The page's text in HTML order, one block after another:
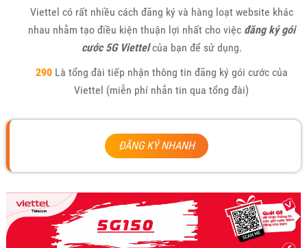
Viettel có rất nhiều cách đăng ký và hàng loạt website khác
nhau nhằm tạo điều kiện thuận lợi nhất cho việc đăng ký gói
cước 5G Viettelcủa bạn để sử dụng.
290Là tổng đài tiếp nhận thông tin đăng ký gói cước của
Viettel (miễn phí nhắn tin qua tổng đài)
ĐĂNG KÝ NHANH